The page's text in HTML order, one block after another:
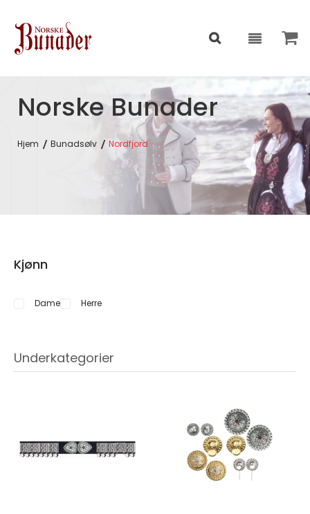
Norske Bunader
Hjem Bunadsølv Nordfjord
Kjønn
Dame Herre
Underkategorier